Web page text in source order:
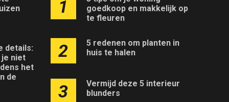
details:
je niet
het
de
1
goedkoop en makkelijk op
te fleuren
2
5 redenen om planten in
huis te halen
3
Vermijd deze 5 interieur
blunders